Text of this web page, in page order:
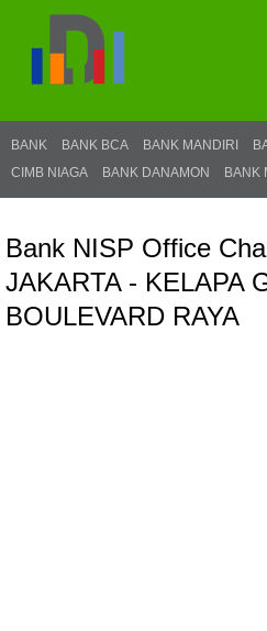
BANK BANK BCA BANK MANDIRI
CIMB NIAGA
BANK DANAMON BANK
Bank NISP Office
JAKARTA - KELAPA
BOULEVARD RAYA